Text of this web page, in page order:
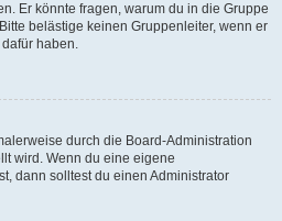
Er könnte fragen, warum du in die Gruppe
belästige keinen Gruppenleiter, wenn er
haben.
durch die Board-Administration
wird. Wenn du eine eigene
dann solltest du einen Administrator